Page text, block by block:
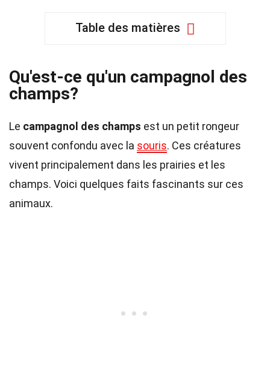
Table des matières
Qu'est-ce qu'un campagnol des
champs?
Le campagnol des champs est un petit rongeur
souvent confondu avec la souris. Ces créatures
vivent principalement dans les prairies et les
champs. Voici quelques faits fascinants sur ces
animaux.